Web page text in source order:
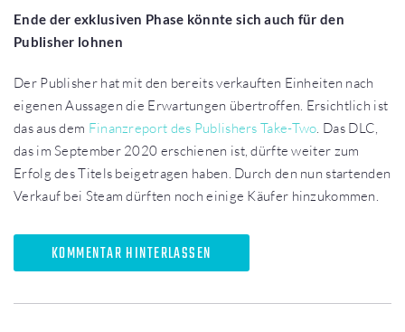
Ende der exklusiven Phase könnte sich auch für den
Publisher lohnen
Der Publisher hat mit den bereits verkauften Einheiten nach
eigenen Aussagen die Erwartungen übertroffen. Ersichtlich ist
das aus dem Finanzreport des Publishers Take-Two. Das DLC,
das im September 2020 erschienen ist, dürfte weiter zum
Erfolg des Titels beigetragen haben. Durch den nun startenden
Verkauf bei Steam dürften noch einige Käufer hinzukommen.
KOMMENTAR HINTERLASSEN